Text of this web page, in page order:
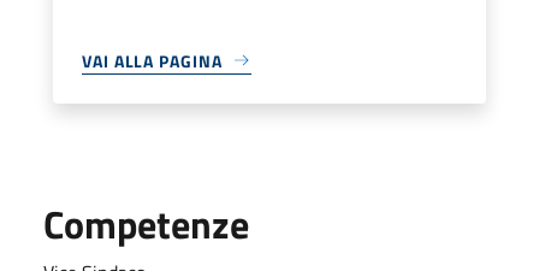
VAI ALLA PAGINA
Competenze